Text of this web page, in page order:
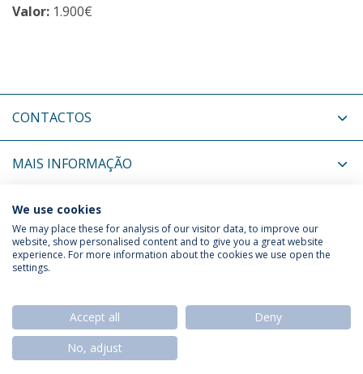
Valor: 1.900€
CONTACTOS
MAIS INFORMAÇÃO
NOTÍCIAS RELACIONADAS
Política de Privacidade
Termos & Condições
© 2026 Universidade Católica Portuguesa
We use cookies
We may place these for analysis of our visitor data, to improve our
website, show personalised content and to give you a great website
experience. For more information about the cookies we use open the
settings.
Accept all
Deny
No, adjust